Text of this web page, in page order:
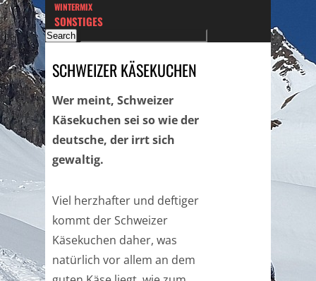
WINTERMIX
SONSTIGES
SCHWEIZER KÄSEKUCHEN
Wer meint, Schweizer
Käsekuchen sei so wie der
deutsche, der irrt sich
gewaltig.
Viel herzhafter und deftiger
kommt der Schweizer
Käsekuchen daher, was
natürlich vor allem an dem